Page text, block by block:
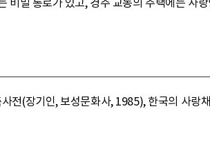
전(장기인, 보성문화사, 1985), 한국의 사